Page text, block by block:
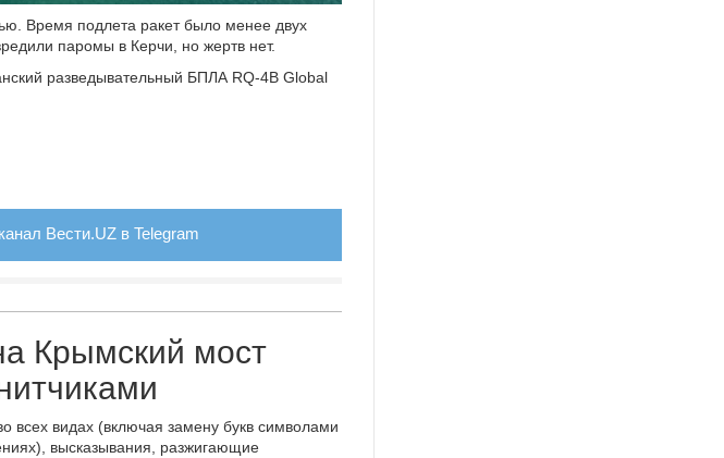
Время подлета ракет было менее двух
паромы в Керчи, но жертв нет.
разведывательный БПЛА RQ-4B Global
Вести.UZ в Telegram
Крымский мост
всех видах (включая замену букв символами
высказывания, разжигающие